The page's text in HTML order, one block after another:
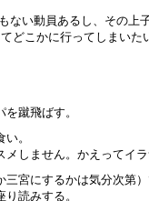
ない動員あるし、その
どこかに行ってしまいた
蹴飛ばす。
。
メしません。かえってイ
宮にするかは気分次第）
読みする。